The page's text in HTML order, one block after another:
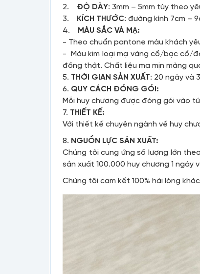
2. ĐỘ DÀY: 3mm – 5mm tùy theo
3.
KÍCH THƯỚC: đường kính 7cm –
4.
MÀU SẮC VÀ MẠ:
- Theo chuẩn pantone màu khách
- Màu kim loại mạ vàng cổ/bạc cổ/
đồng thật. Chất liệu mạ mịn màng
5. THỜI GIAN SẢN XUẤT: 20 ngày và
6. QUY CÁCH ĐÓNG GÓI:
Mỗi huy chương được đóng gói vào
7. THIẾT KẾ:
Với thiết kế chuyên ngành về huy
8. NGUỒN LỰC SẢN XUẤT:
Chúng tôi cung ứng số lượng lớn
sản xuất 100.000 huy chương 1 ngày
Chúng tôi cam kết 100% hài lòng